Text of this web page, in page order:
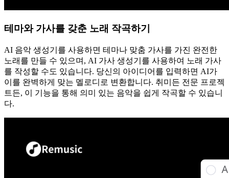
테마와 가사를 갖춘 노래 작곡하기
AI 음악 생성기를 사용하면 테마나 맞춤 가사를 가진 완전한
노래를 만들 수 있으며, AI 가사 생성기를 사용하여 노래 가사
를 작성할 수도 있습니다. 당신의 아이디어를 입력하면 AI가
이를 완벽하게 맞는 멜로디로 변환합니다. 취미든 전문 프로젝
트든, 이 기능을 통해 의미 있는 음악을 쉽게 작곡할 수 있습니
다.